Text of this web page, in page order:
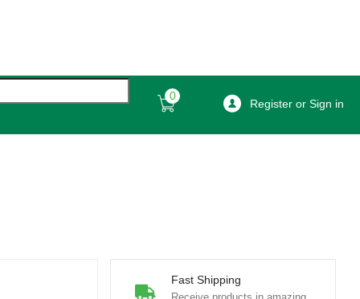
0
Register or Sign in
Fast Shipping